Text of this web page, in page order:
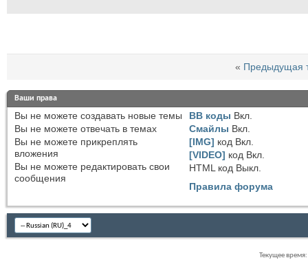
« Предыдущая
Ваши права
Вы не можете создавать новые темы
Вы не можете отвечать в темах
Вы не можете прикреплять
вложения
Вы не можете редактировать свои
сообщения
BB коды Вкл.
Смайлы Вкл.
[IMG] код Вкл.
[VIDEO] код Вкл.
HTML код Выкл.
Правила форума
Текущее время: